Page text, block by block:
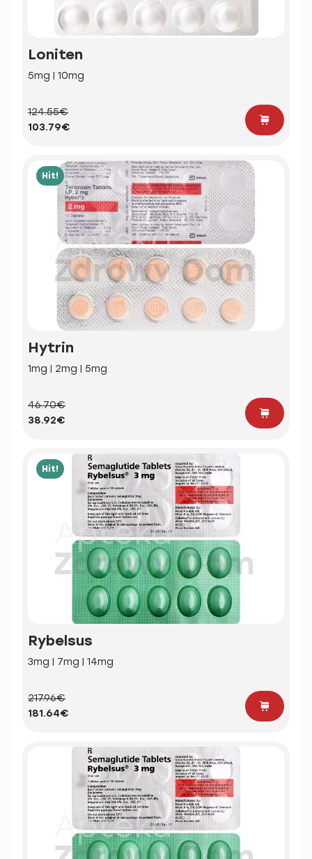
Loniten
5mg | 10mg
124.55€
103.79€
Hit!
Hytrin
1mg | 2mg | 5mg
46.70€
38.92€
Hit!
Rybelsus
3mg | 7mg | 14mg
217.96€
181.64€